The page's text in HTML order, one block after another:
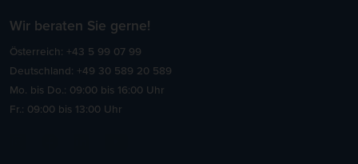
Wir beraten Sie gerne!
Österreich: +43 5 99 07 99
Deutschland: +49 30 589 20 589
Mo. bis Do.: 09:00 bis 16:00 Uhr
Fr.: 09:00 bis 13:00 Uhr